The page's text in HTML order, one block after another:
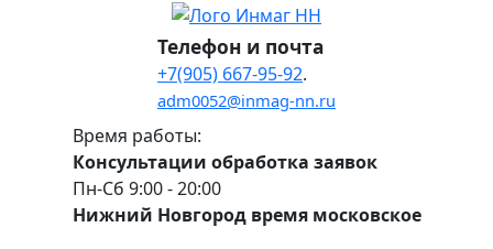
Телефон и почта
+7(905) 667-95-92.
adm0052@inmag-nn.ru
Время работы:
Консультации обработка заявок
Пн-Сб 9:00 - 20:00
Нижний Новгород время московское